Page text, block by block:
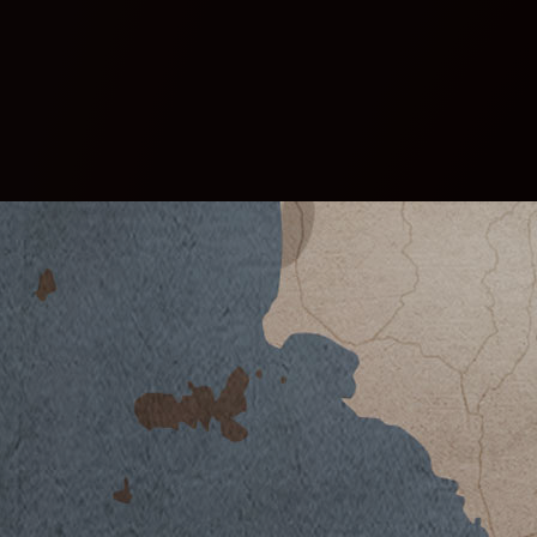
VINO NOBILE DI MONTEPULCIANO
SCARICA SCHEDA TECNICA
Clima